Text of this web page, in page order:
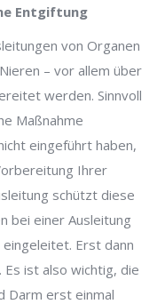
Entgiftung
von Organen
– vor allem über
werden. Sinnvoll
Maßnahme
eingeführt haben,
Ihrer
schützt diese
bei einer Ausleitung
Erst dann
ist also wichtig, die
Darm erst einmal